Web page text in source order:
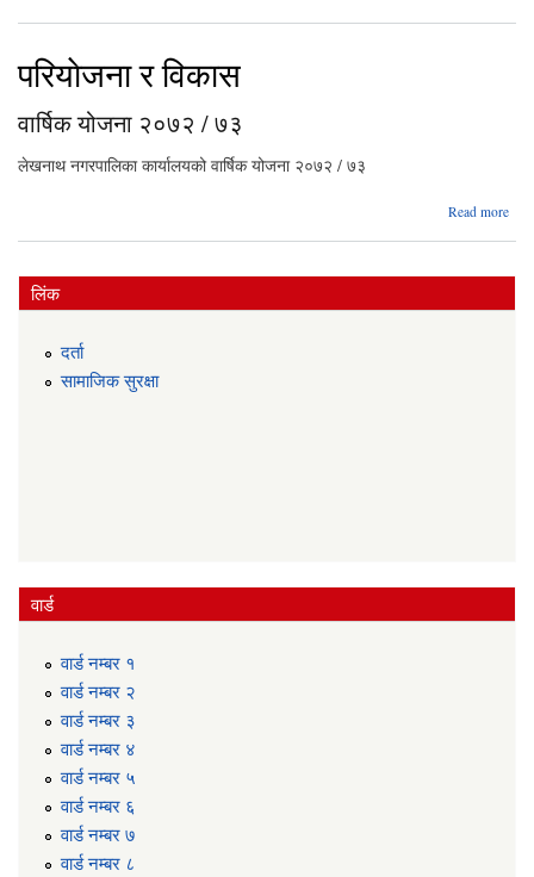
परियाेजना र विकास
वार्षिक योजना २०७२ / ७३
लेखनाथ नगरपालिका कार्यालयको वार्षिक योजना २०७२ / ७३
Read more
लिंक
दर्ता
सामाजिक सुरक्षा
वार्ड
वार्ड न‌म्बर १
वार्ड न‌म्बर २
वार्ड न‌म्बर ३
वार्ड न‌म्बर ४
वार्ड न‌म्बर ५
वार्ड न‌म्बर ६
वार्ड न‌म्बर ७
वार्ड न‌म्बर ८